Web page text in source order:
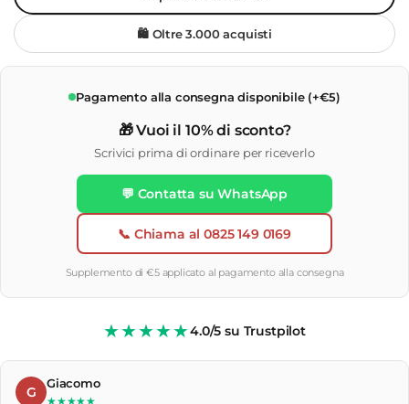
🛍️ Oltre 3.000 acquisti
Pagamento alla consegna disponibile (+€5)
🎁 Vuoi il 10% di sconto?
Scrivici prima di ordinare per riceverlo
💬 Contatta su WhatsApp
📞 Chiama al 0825 149 0169
Supplemento di €5 applicato al pagamento alla consegna
★★★★★4.0/5 su Trustpilot
G
Giacomo
★★★★★